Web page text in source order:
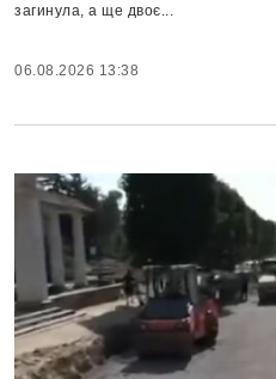
загинула, а ще двоє...
06.08.2026 13:38